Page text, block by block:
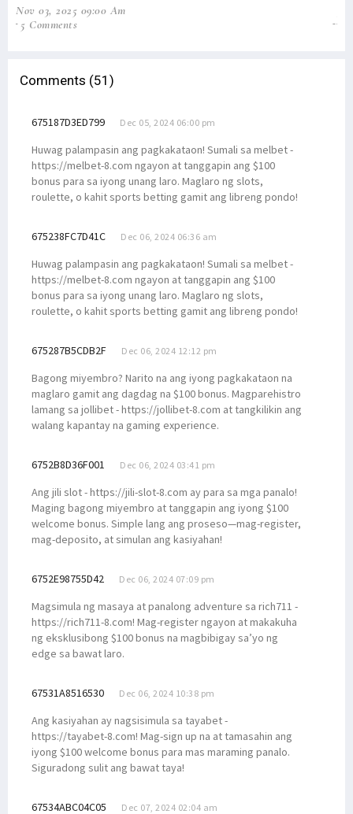
Nov 03, 2025 09:00 Am
5 Comments
Comments (51)
675187D3ED799 Dec 05, 2024 06:00 pm
Huwag palampasin ang pagkakataon! Sumali sa melbet -
https://melbet-8.com ngayon at tanggapin ang $100
bonus para sa iyong unang laro. Maglaro ng slots,
roulette, o kahit sports betting gamit ang libreng pondo!
675238FC7D41C Dec 06, 2024 06:36 am
Huwag palampasin ang pagkakataon! Sumali sa melbet -
https://melbet-8.com ngayon at tanggapin ang $100
bonus para sa iyong unang laro. Maglaro ng slots,
roulette, o kahit sports betting gamit ang libreng pondo!
675287B5CDB2F Dec 06, 2024 12:12 pm
Bagong miyembro? Narito na ang iyong pagkakataon na
maglaro gamit ang dagdag na $100 bonus. Magparehistro
lamang sa jollibet - https://jollibet-8.com at tangkilikin ang
walang kapantay na gaming experience.
6752B8D36F001 Dec 06, 2024 03:41 pm
Ang jili slot - https://jili-slot-8.com ay para sa mga panalo!
Maging bagong miyembro at tanggapin ang iyong $100
welcome bonus. Simple lang ang proseso—mag-register,
mag-deposito, at simulan ang kasiyahan!
6752E98755D42 Dec 06, 2024 07:09 pm
Magsimula ng masaya at panalong adventure sa rich711 -
https://rich711-8.com! Mag-register ngayon at makakuha
ng eksklusibong $100 bonus na magbibigay sa’yo ng
edge sa bawat laro.
67531A8516530 Dec 06, 2024 10:38 pm
Ang kasiyahan ay nagsisimula sa tayabet -
https://tayabet-8.com! Mag-sign up na at tamasahin ang
iyong $100 welcome bonus para mas maraming panalo.
Siguradong sulit ang bawat taya!
67534ABC04C05 Dec 07, 2024 02:04 am